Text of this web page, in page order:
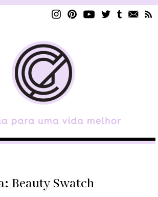
Beauty Swatch